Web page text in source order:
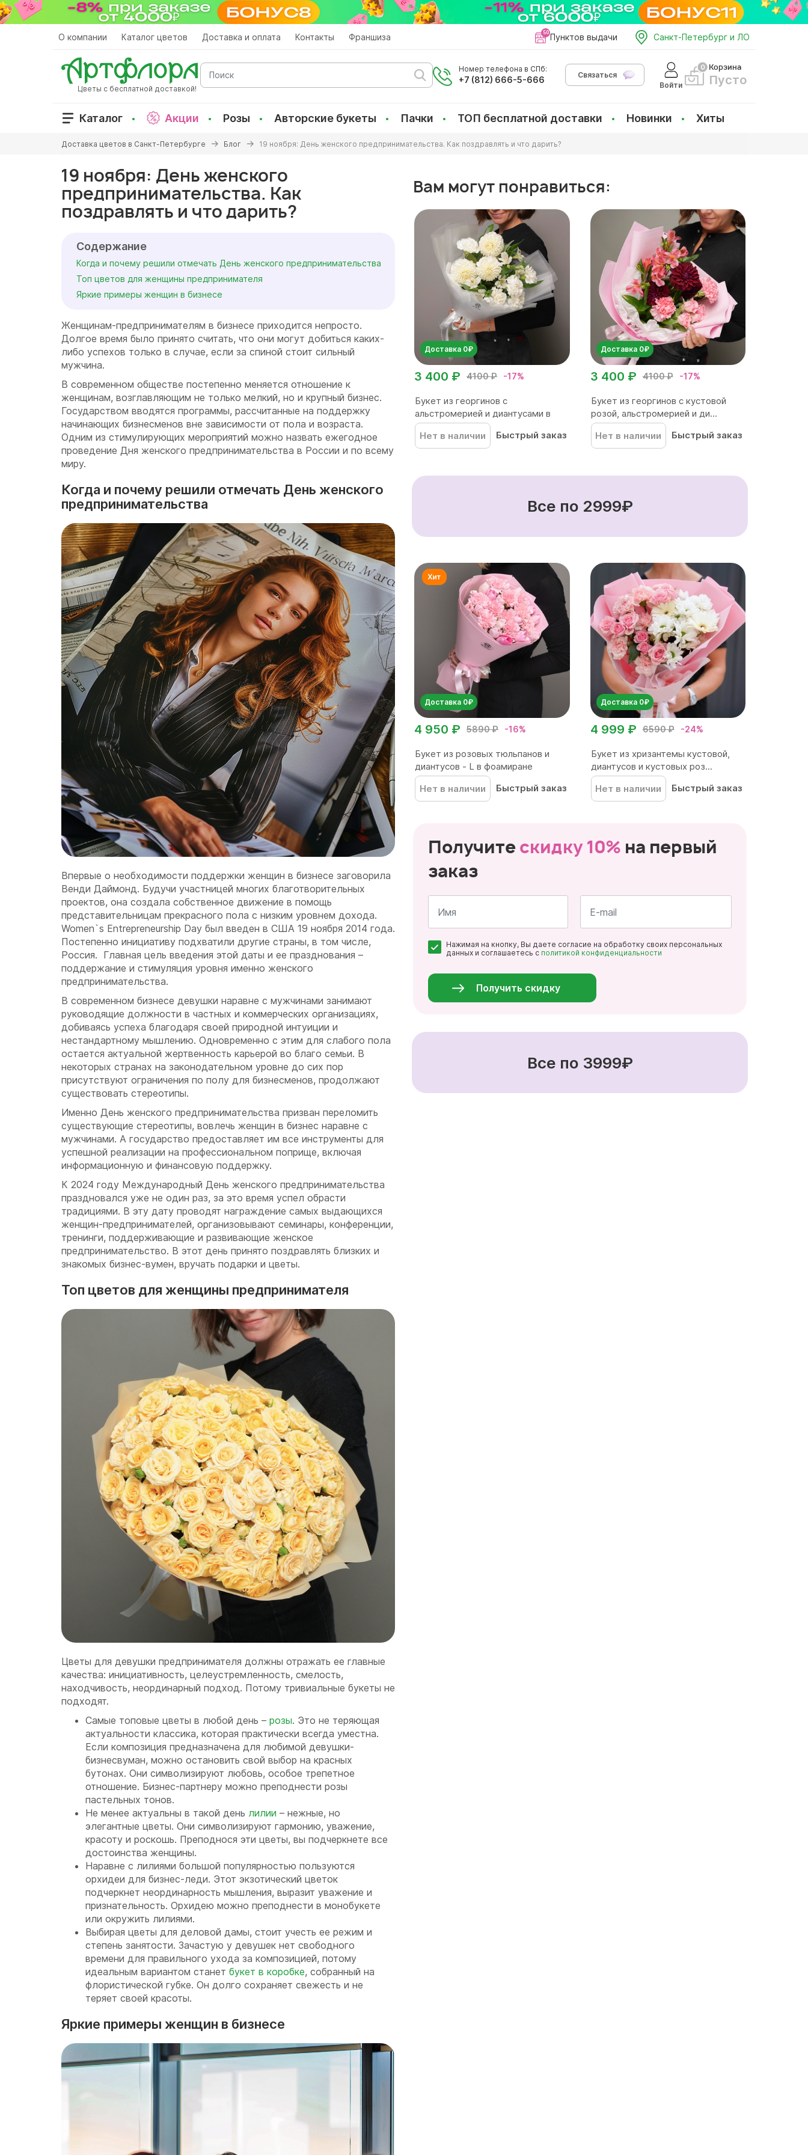
Перейти
к
О компании Каталог цветов Доставка и оплата Контакты Франшиза Пунктов выдачи Санкт-Петербург и ЛО
Цветы с бесплатной доставкой!
Поиск
Номер телефона в СПб:
+7 (812) 666-5-666
Связаться
Войти
Корзина
Пусто
Каталог Акции Розы Авторские букеты Пачки ТОП бесплатной доставки Новинки Хиты
здесь
Доставка цветов в Санкт-Петербурге Блог 19 ноября: День женского предпринимательства. Как поздравлять и что дарить?
19 ноября: День женского
предпринимательства. Как
поздравлять и что дарить?
Содержание
Когда и почему решили отмечать День женского предпринимательства
Топ цветов для женщины предпринимателя
Яркие примеры женщин в бизнесе
Женщинам-предпринимателям в бизнесе приходится непросто.
Долгое время было принято считать, что они могут добиться каких-
либо успехов только в случае, если за спиной стоит сильный
мужчина.
В современном обществе постепенно меняется отношение к
женщинам, возглавляющим не только мелкий, но и крупный бизнес.
Государством вводятся программы, рассчитанные на поддержку
начинающих бизнесменов вне зависимости от пола и возраста.
Одним из стимулирующих мероприятий можно назвать ежегодное
проведение Дня женского предпринимательства в России и по всему
миру.
Когда и почему решили отмечать День женского
предпринимательства
Впервые о необходимости поддержки женщин в бизнесе заговорила
Венди Даймонд. Будучи участницей многих благотворительных
проектов, она создала собственное движение в помощь
представительницам прекрасного пола с низким уровнем дохода.
Women`s Entrepreneurship Day был введен в США 19 ноября 2014 года.
Постепенно инициативу подхватили другие страны, в том числе,
Россия. Главная цель введения этой даты и ее празднования –
поддержание и стимуляция уровня именно женского
предпринимательства.
В современном бизнесе девушки наравне с мужчинами занимают
руководящие должности в частных и коммерческих организациях,
добиваясь успеха благодаря своей природной интуиции и
нестандартному мышлению. Одновременно с этим для слабого пола
остается актуальной жертвенность карьерой во благо семьи. В
некоторых странах на законодательном уровне до сих пор
присутствуют ограничения по полу для бизнесменов, продолжают
существовать стереотипы.
Именно День женского предпринимательства призван переломить
существующие стереотипы, вовлечь женщин в бизнес наравне с
мужчинами. А государство предоставляет им все инструменты для
успешной реализации на профессиональном поприще, включая
информационную и финансовую поддержку.
К 2024 году Международный День женского предпринимательства
праздновался уже не один раз, за это время успел обрасти
традициями. В эту дату проводят награждение самых выдающихся
женщин-предпринимателей, организовывают семинары, конференции,
тренинги, поддерживающие и развивающие женское
предпринимательство. В этот день принято поздравлять близких и
знакомых бизнес-вумен, вручать подарки и цветы.
Топ цветов для женщины предпринимателя
Цветы для девушки предпринимателя должны отражать ее главные
качества: инициативность, целеустремленность, смелость,
находчивость, неординарный подход. Потому тривиальные букеты не
подходят.
Самые топовые цветы в любой день – розы. Это не теряющая
актуальности классика, которая практически всегда уместна.
Если композиция предназначена для любимой девушки-
бизнесвуман, можно остановить свой выбор на красных
бутонах. Они символизируют любовь, особое трепетное
отношение. Бизнес-партнеру можно преподнести розы
пастельных тонов.
Не менее актуальны в такой день лилии – нежные, но
элегантные цветы. Они символизируют гармонию, уважение,
красоту и роскошь. Преподнося эти цветы, вы подчеркнете все
достоинства женщины.
Наравне с лилиями большой популярностью пользуются
орхидеи для бизнес-леди. Этот экзотический цветок
подчеркнет неординарность мышления, выразит уважение и
признательность. Орхидею можно преподнести в монобукете
или окружить лилиями.
Выбирая цветы для деловой дамы, стоит учесть ее режим и
степень занятости. Зачастую у девушек нет свободного
времени для правильного ухода за композицией, потому
идеальным вариантом станет букет в коробке, собранный на
флористической губке. Он долго сохраняет свежесть и не
теряет своей красоты.
Яркие примеры женщин в бизнесе
Вам могут понравиться:
Доставка 0₽
4100 ₽ -17%
3 400 ₽
Букет из георгинов с
альстромерией и диантусами в
корей...
Нет в наличии
Быстрый заказ
Доставка 0₽
4100 ₽ -17%
3 400 ₽
Букет из георгинов с кустовой
розой, альстромерией и ди...
Нет в наличии
Быстрый заказ
Все по 2999₽
Доставка 0₽
5890 ₽ -16%
4 950 ₽
Букет из розовых тюльпанов и
диантусов - L в фоамиране
Нет в наличии
Быстрый заказ
Доставка 0₽
6590 ₽ -24%
4 999 ₽
Букет из хризантемы кустовой,
диантусов и кустовых роз...
Нет в наличии
Быстрый заказ
Получитескидку 10% на первый
заказ
*
*
Нажимая на кнопку, Вы даете согласие на обработку своих персональных
данных и соглашаетесь с политикой конфиденциальности
Получить скидку
Все по 3999₽